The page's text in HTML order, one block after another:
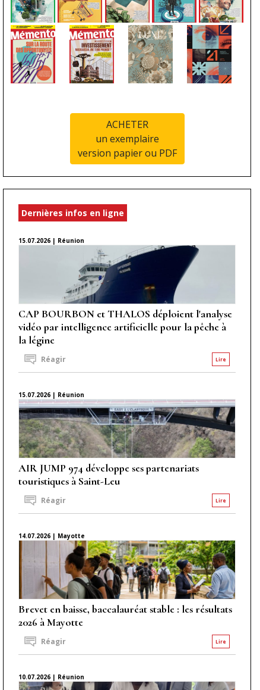
ACHETER
un exemplaire
version papier ou PDF
Dernières infos en ligne
15.07.2026 | Réunion
CAP BOURBON et THALOS déploient l'analyse
vidéo par intelligence artificielle pour la pêche à
la légine
Lire
Réagir
15.07.2026 | Réunion
AIR JUMP 974 développe ses partenariats
touristiques à Saint-Leu
Lire
Réagir
14.07.2026 | Mayotte
Brevet en baisse, baccalauréat stable : les résultats
2026 à Mayotte
Lire
Réagir
10.07.2026 | Réunion